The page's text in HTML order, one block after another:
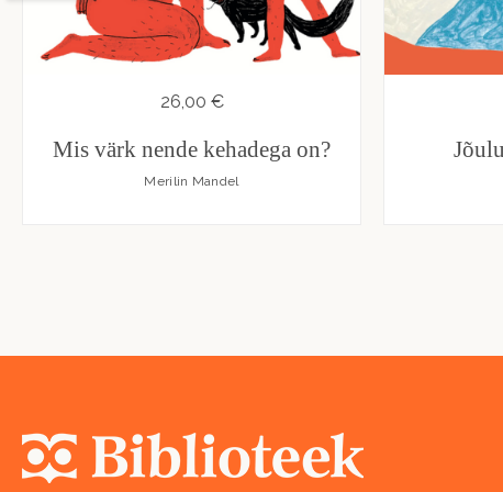
26,00 €
Mis värk nende kehadega on?
Merilin Mandel